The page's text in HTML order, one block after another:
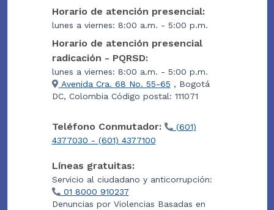
Horario de atención presencial:
lunes a viernes: 8:00 a.m. - 5:00 p.m.
Horario de atención presencial
radicación - PQRSD:
lunes a viernes: 8:00 a.m. - 5:00 p.m.
Avenida Cra. 68 No. 55-65 , Bogotá
DC, Colombia Código postal: 111071
Teléfono Conmutador:
(601)
4377030 - (601) 4377100
Líneas gratuitas:
Servicio al ciudadano y anticorrupción:
01 8000 910237
Denuncias por Violencias Basadas en